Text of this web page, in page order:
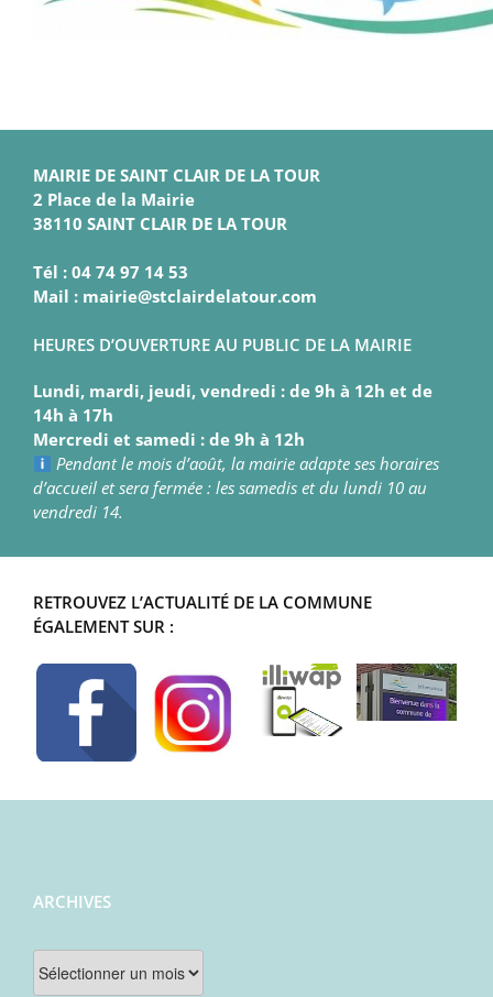
MAIRIE DE SAINT CLAIR DE LA TOUR
2 Place de la Mairie
38110 SAINT CLAIR DE LA TOUR
Tél : 04 74 97 14 53
Mail : mairie@stclairdelatour.com
HEURES D’OUVERTURE AU PUBLIC DE LA MAIRIE
Lundi, mardi, jeudi, vendredi : de 9h à 12h et de
14h à 17h
Mercredi et samedi : de 9h à 12h
Pendant le mois d’août, la mairie adapte ses horaires
d’accueil et sera fermée : les samedis et du lundi 10 au
vendredi 14.
RETROUVEZ L’ACTUALITÉ DE LA COMMUNE
ÉGALEMENT SUR :
ARCHIVES
Archives